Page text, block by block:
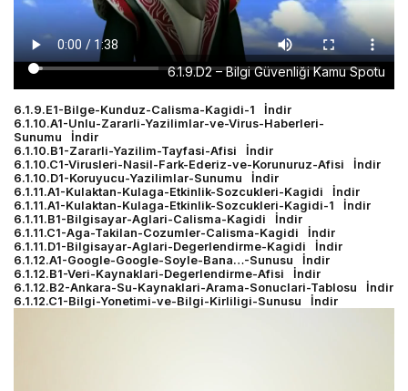
6.1.9.D2 – Bilgi Güvenliği Kamu Spotu
6.1.9.E1-Bilge-Kunduz-Calisma-Kagidi-1
İndir
6.1.10.A1-Unlu-Zararli-Yazilimlar-ve-Virus-Haberleri-
Sunumu
İndir
6.1.10.B1-Zararli-Yazilim-Tayfasi-Afisi
İndir
6.1.10.C1-Virusleri-Nasil-Fark-Ederiz-ve-Korunuruz-Afisi
İndir
6.1.10.D1-Koruyucu-Yazilimlar-Sunumu
İndir
6.1.11.A1-Kulaktan-Kulaga-Etkinlik-Sozcukleri-Kagidi
İndir
6.1.11.A1-Kulaktan-Kulaga-Etkinlik-Sozcukleri-Kagidi-1
İndir
6.1.11.B1-Bilgisayar-Aglari-Calisma-Kagidi
İndir
6.1.11.C1-Aga-Takilan-Cozumler-Calisma-Kagidi
İndir
6.1.11.D1-Bilgisayar-Aglari-Degerlendirme-Kagidi
İndir
6.1.12.A1-Google-Google-Soyle-Bana…-Sunusu
İndir
6.1.12.B1-Veri-Kaynaklari-Degerlendirme-Afisi
İndir
6.1.12.B2-Ankara-Su-Kaynaklari-Arama-Sonuclari-Tablosu
İndir
6.1.12.C1-Bilgi-Yonetimi-ve-Bilgi-Kirliligi-Sunusu
İndir